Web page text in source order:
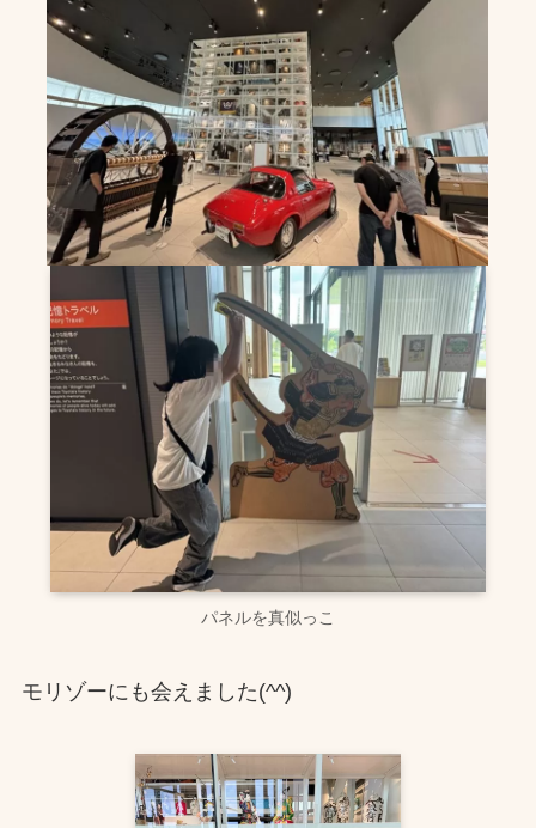
パネルを真似っこ
モリゾーにも会えました(^^)